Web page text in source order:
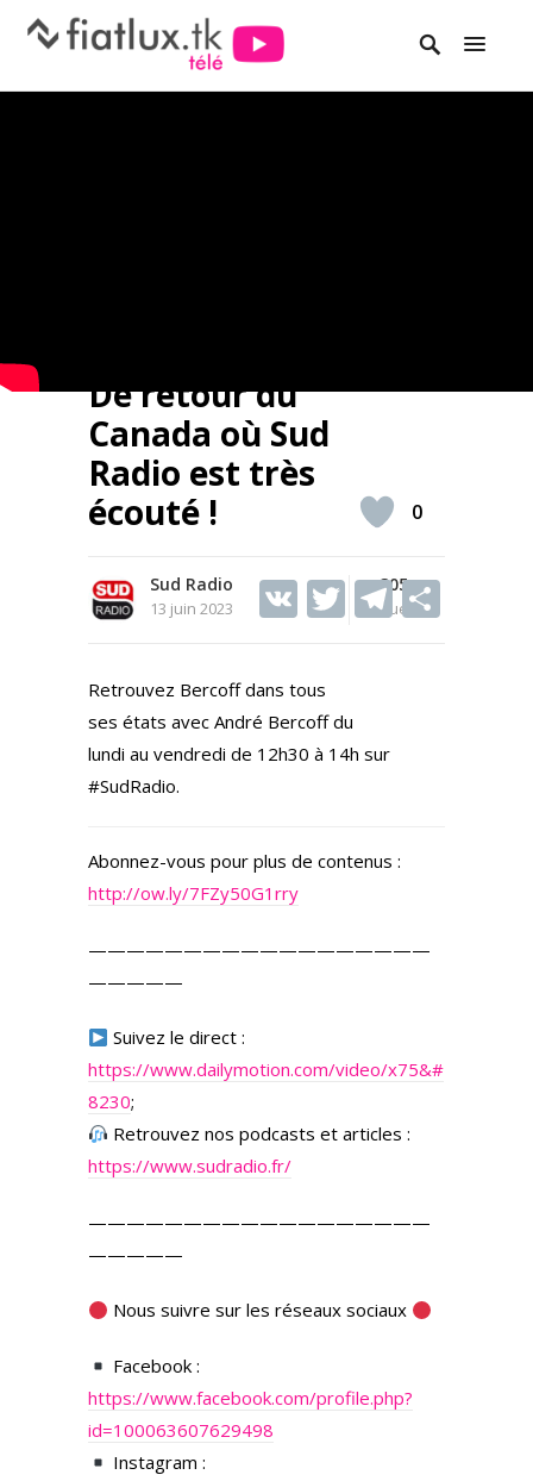
De retour du
Canada où Sud
Radio est très
écouté !
Sud Radio
13 juin 2023
305
Vues
V T
er
T
0
Retrouvez Bercoff dans tous
ses états avec André Bercoff du
lundi au vendredi de 12h30 à 14h sur
#SudRadio.
Abonnez-vous pour plus de contenus :
http://ow.ly/7FZy50G1rry
——————————————————
—————
Suivez le direct :
https://www.dailymotion.com/video/x75&#
8230;
Retrouvez nos podcasts et articles :
https://www.sudradio.fr/
——————————————————
—————
Nous suivre sur les réseaux sociaux
Facebook :
https://www.facebook.com/profile.php?
id=100063607629498
Instagram :